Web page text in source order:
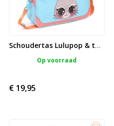
Schoudertas Lulupop & the...
Op voorraad
€ 19,95